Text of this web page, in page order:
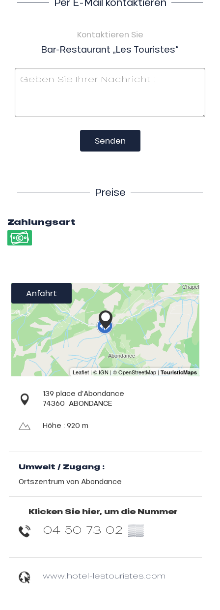
Kontaktieren Sie
Bar-Restaurant „Les Touristes“
Senden
Preise
Zahlungsart
Anfahrt
139 place d’Abondance
74360 ABONDANCE
Höhe : 920 m
Umwelt / Zugang :
Ortszentrum von Abondance
Klicken Sie hier, um die Nummer
04 50 73 02 ▒▒
www.hotel-lestouristes.com